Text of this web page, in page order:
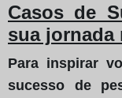
Casos de
sua jornada
Para inspirar
sucesso de